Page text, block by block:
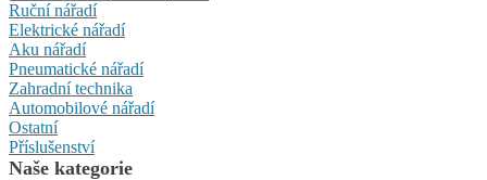
Ruční nářadí
Elektrické nářadí
Aku nářadí
Pneumatické nářadí
Zahradní technika
Automobilové nářadí
Ostatní
Příslušenství
Naše kategorie